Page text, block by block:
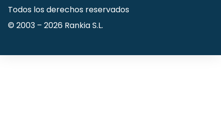
Todos los derechos reservados
© 2003 – 2026 Rankia S.L.